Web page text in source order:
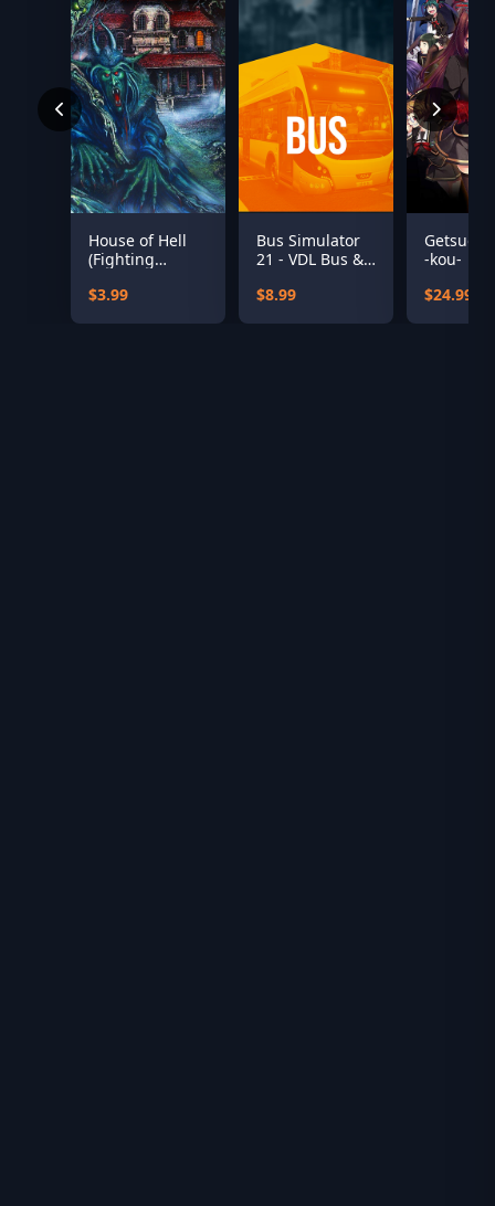
House of Hell
(Fighting
Classics)
$3.99
Bus Simulator
21 - VDL Bus &
$8.99
Getsuei
-kou-
$24.99